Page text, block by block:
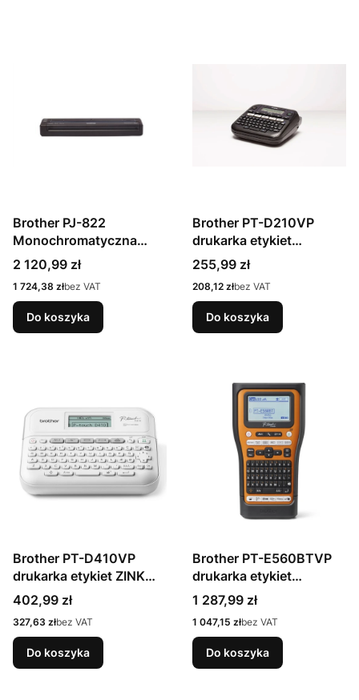
Brother PJ-822
Monochromatyczna
drukarka termiczna
Cena
2 120,99 zł
Cena
1 724,38 złbez VAT
Do koszyka
Brother PT-D210VP
drukarka etykiet
Termotransferowy 180 x
180 DPI 20 mm/s
QWERTY
Cena
255,99 zł
Cena
208,12 złbez VAT
Do koszyka
Brother PT-D410VP
drukarka etykiet ZINK
(Zero-Ink) 180 x 180 DPI
Przewodowa TZe
QWERTY
Cena
402,99 zł
Cena
327,63 złbez VAT
Do koszyka
Brother PT-E560BTVP
drukarka etykiet
Termotransferowy 180 x
180 DPI 20 mm/s
Przewodowy i
Bezprzewodowy
HSE/TZe Bluetooth
Cena
1 287,99 zł
Cena
1 047,15 złbez VAT
Do koszyka